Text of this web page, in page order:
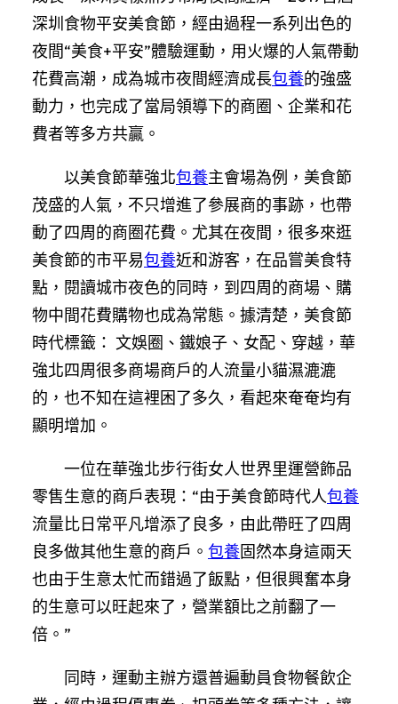
深圳食物平安美食節，經由過程一系列出色的
夜間“美食+平安”體驗運動，用火爆的人氣帶動
花費高潮，成為城市夜間經濟成長包養的強盛
動力，也完成了當局領導下的商圈、企業和花
費者等多方共贏。
以美食節華強北包養主會場為例，美食節
茂盛的人氣，不只增進了參展商的事跡，也帶
動了四周的商圈花費。尤其在夜間，很多來逛
美食節的市平易包養近和游客，在品嘗美食特
點，閱讀城市夜色的同時，到四周的商場、購
物中間花費購物也成為常態。據清楚，美食節
時代標籤： 文娛圈、鐵娘子、女配、穿越，華
強北四周很多商場商戶的人流量小貓濕漉漉
的，也不知在這裡困了多久，看起來奄奄均有
顯明增加。
一位在華強北步行街女人世界里運營飾品
零售生意的商戶表現：“由于美食節時代人包養
流量比日常平凡增添了良多，由此帶旺了四周
良多做其他生意的商戶。 包養固然本身這兩天
也由于生意太忙而錯過了飯點，但很興奮本身
的生意可以旺起來了，營業額比之前翻了一
倍。”
同時，運動主辦方還普遍動員食物餐飲企